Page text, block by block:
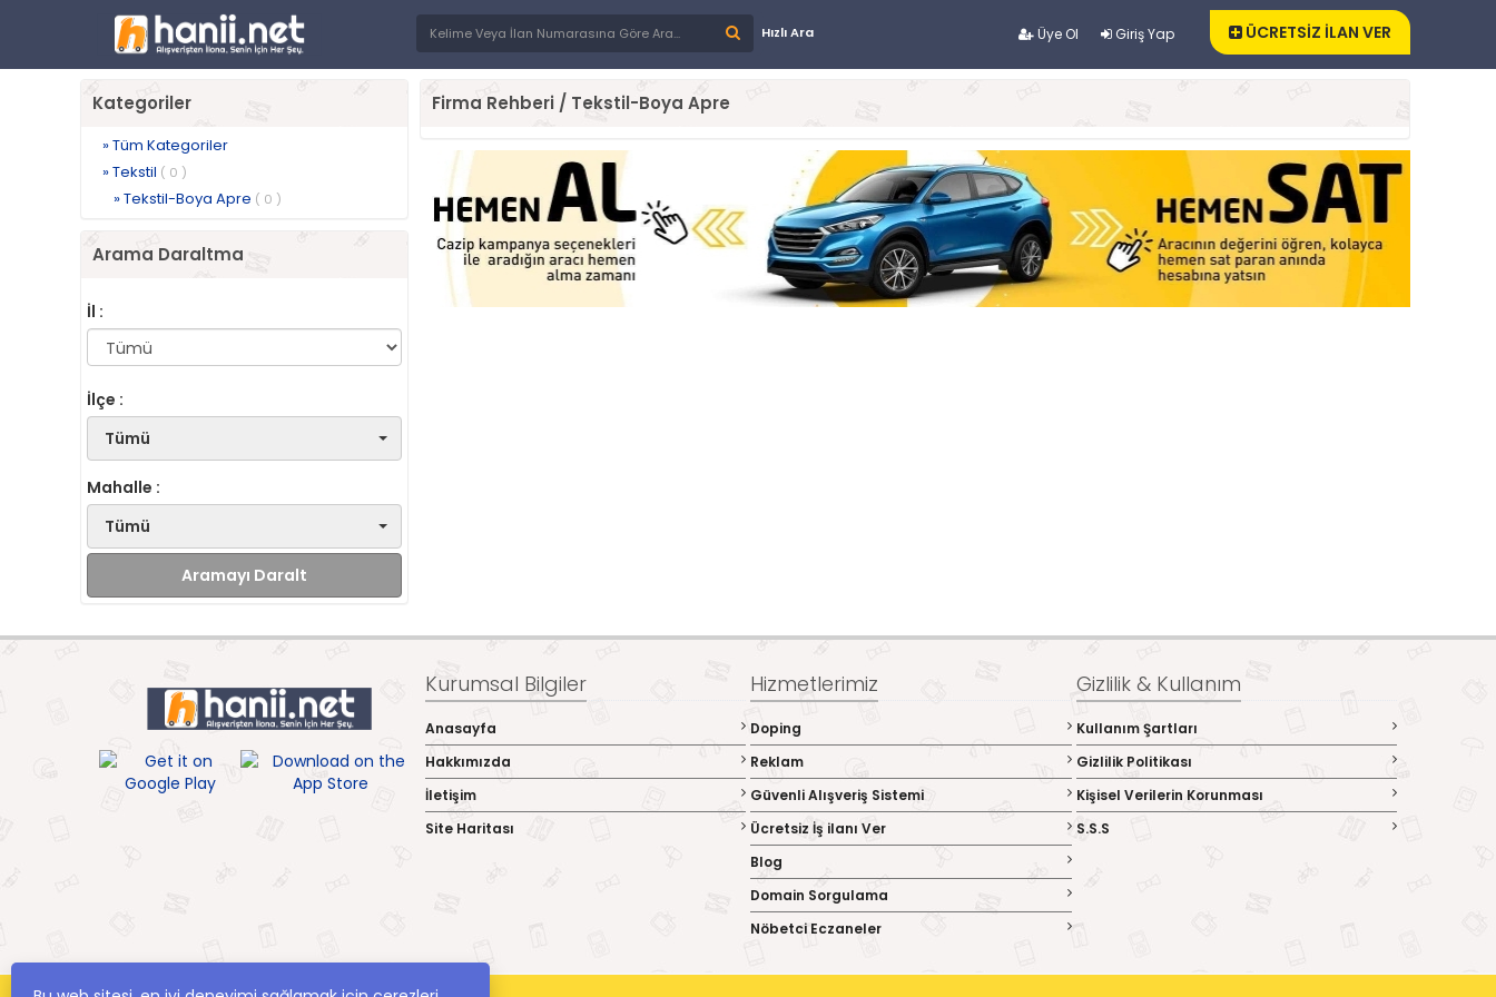
Üye Ol Giriş Yap
Hızlı Ara ÜCRETSİZ İLAN VER
Kategoriler
» Tüm Kategoriler
» Tekstil ( 0 )
» Tekstil-Boya Apre ( 0 )
Arama Daraltma
İl :
İlçe :
Tümü
Mahalle :
Tümü
Aramayı Daralt
Firma Rehberi / Tekstil-Boya Apre
Kurumsal Bilgiler
Anasayfa
Hakkımızda
İletişim
Site Haritası
Hizmetlerimiz
Doping
Reklam
Güvenli Alışveriş Sistemi
Ücretsiz İş ilanı Ver
Blog
Domain Sorgulama
Nöbetci Eczaneler
Gizlilik & Kullanım
Kullanım Şartları
Gizlilik Politikası
Kişisel Verilerin Korunması
S.S.S